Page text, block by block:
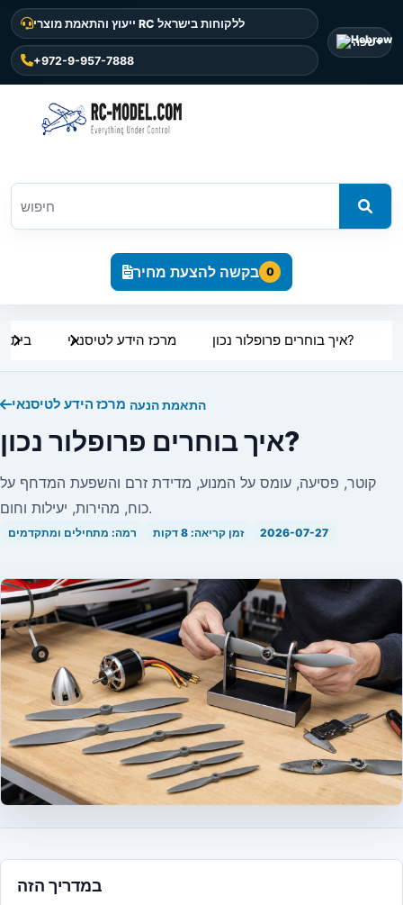
ייעוץ והתאמת מוצרי RC ללקוחות בישראל
+972-9-957-7888
שפה
בקשה להצעת מחיר 0
בית מרכז הידע לטיסנאי איך בוחרים פרופלור נכון?
מרכז הידע לטיסנאי התאמת הנעה
איך בוחרים פרופלור נכון?
קוטר, פסיעה, עומס על המנוע, מדידת זרם והשפעת המדחף על
כוח, מהירות, יעילות וחום.
רמה: מתחילים ומתקדמים זמן קריאה: 8 דקות 2026-07-27
במדריך הזה